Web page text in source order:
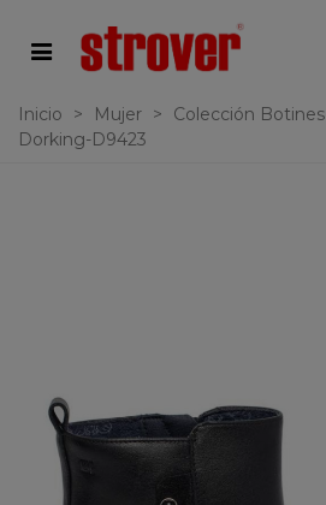
Inicio > Mujer > Colección Botines
Dorking-D9423